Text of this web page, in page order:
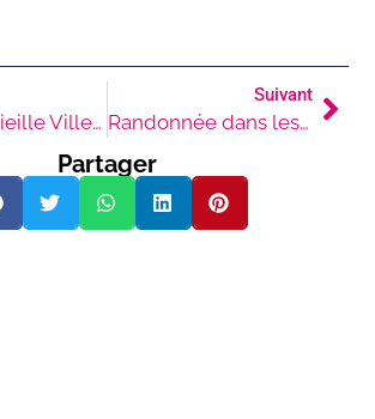
Visiter la Vieille Ville de La Canée
Suivant
Randonnée dans les Gorges de Samaria
Partager